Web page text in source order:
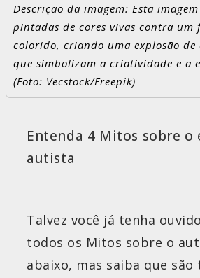
Descrição da imagem: Esta
pintadas de cores vivas contra um
colorido, criando uma explosão de
que simbolizam a criatividade e a
(Foto: Vecstock/Freepik)
Entenda 4 Mitos sobre o
autista
Talvez você já tenha
todos os Mitos sobre o
abaixo, mas saiba que são